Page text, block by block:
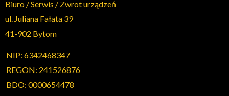
Biuro / Serwis / Zwrot urządzeń
ul. Juliana Fałata 39
41-902 Bytom
NIP: 6342468347
REGON: 241526876
BDO: 0000654478